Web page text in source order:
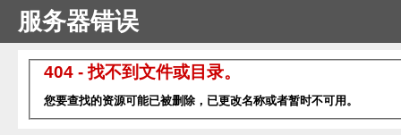
服务器错误
404 - 找不到文件或目录。
您要查找的资源可能已被删除，已更改名称或者暂时不可用。